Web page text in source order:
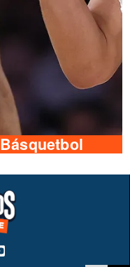
Básquetbol